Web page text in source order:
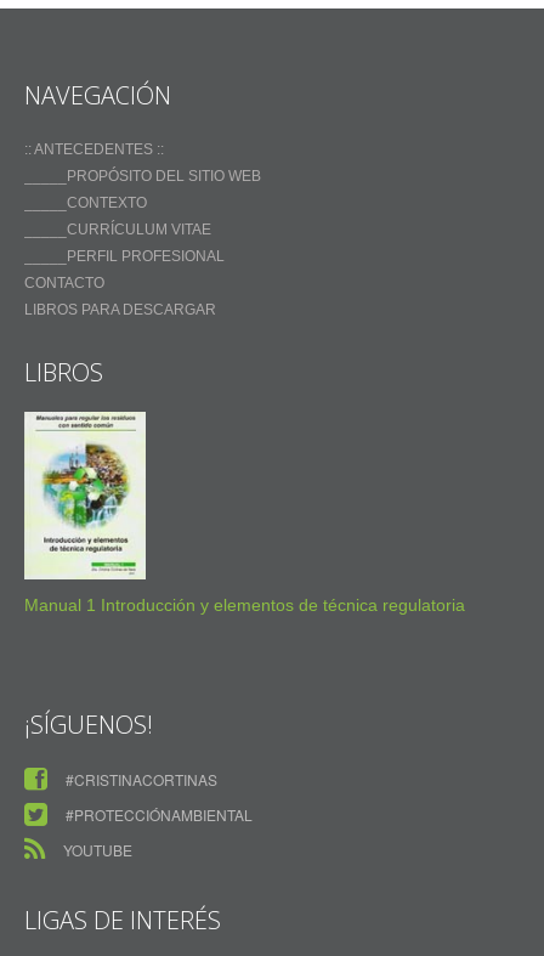
NAVEGACIÓN
:: ANTECEDENTES ::
_____PROPÓSITO DEL SITIO WEB
_____CONTEXTO
_____CURRÍCULUM VITAE
_____PERFIL PROFESIONAL
CONTACTO
LIBROS PARA DESCARGAR
LIBROS
Manual 1 Introducción y elementos de técnica regulatoria
¡SÍGUENOS!
#CRISTINACORTINAS
#PROTECCIÓNAMBIENTAL
YOUTUBE
LIGAS DE INTERÉS